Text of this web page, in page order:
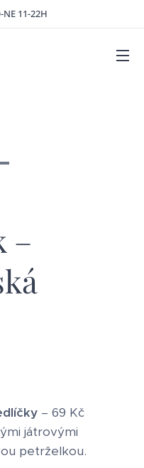
NE 11-22H
–
– 69 Kč
játrovými
petrželkou.